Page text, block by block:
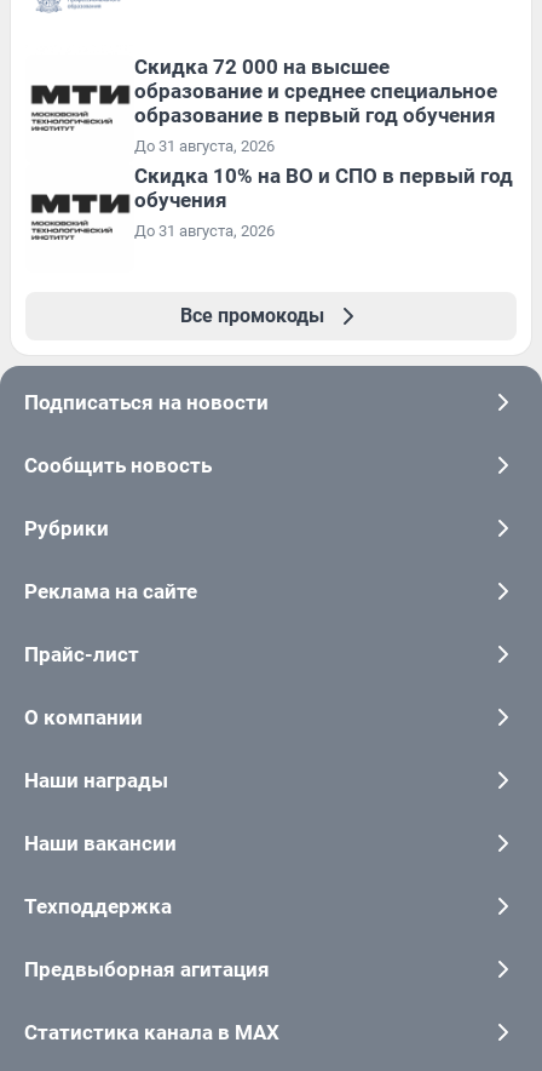
Скидка 72 000 на высшее
образование и среднее специальное
образование в первый год обучения
До 31 августа, 2026
Скидка 10% на ВО и СПО в первый год
обучения
До 31 августа, 2026
Все промокоды
Подписаться на новости
Сообщить новость
Рубрики
Реклама на сайте
Прайс-лист
О компании
Наши награды
Наши вакансии
Техподдержка
Предвыборная агитация
Статистика канала в MAX